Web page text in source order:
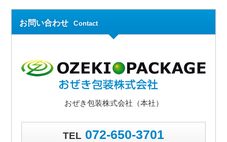
お問い合わせ Contact
おぜき包装株式会社（本社）
TEL 072-650-3701